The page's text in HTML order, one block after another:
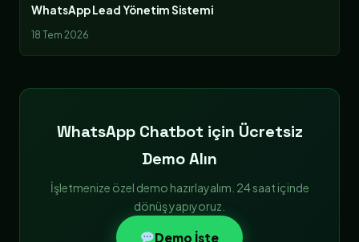
WhatsApp Lead Yönetim Sistemi
18 Tem 2026
WhatsApp Chatbot için Ücretsiz
Demo Alın
İşletmenize özel demo hazırlayalım. 24 saat içinde
dönüş yapıyoruz.
Demo İste